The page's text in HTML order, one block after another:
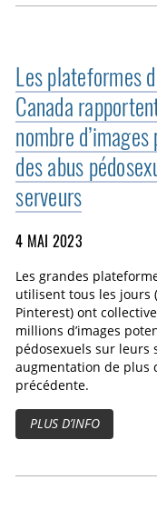
Les plateformes
Canada
nombre
des abus
serveurs
4 MAI 2023
Les grandes
utilisent tous les jours
Pinterest) ont
millions d’images
pédosexuels sur leurs
augmentation de plus
précédente.
PLUS D’INFO